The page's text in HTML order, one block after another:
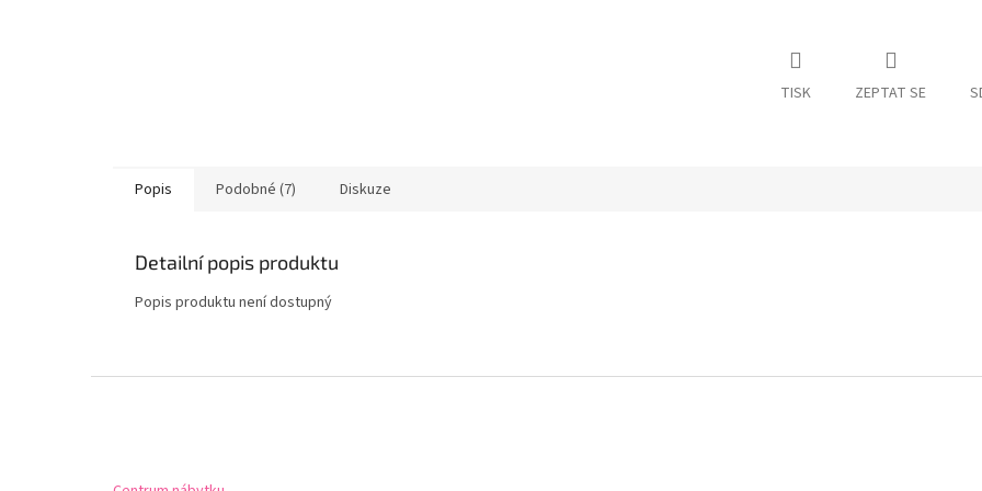
TISK ZEPTAT SE
Popis Podobné (7) Diskuze
Detailní popis produktu
Popis produktu není dostupný